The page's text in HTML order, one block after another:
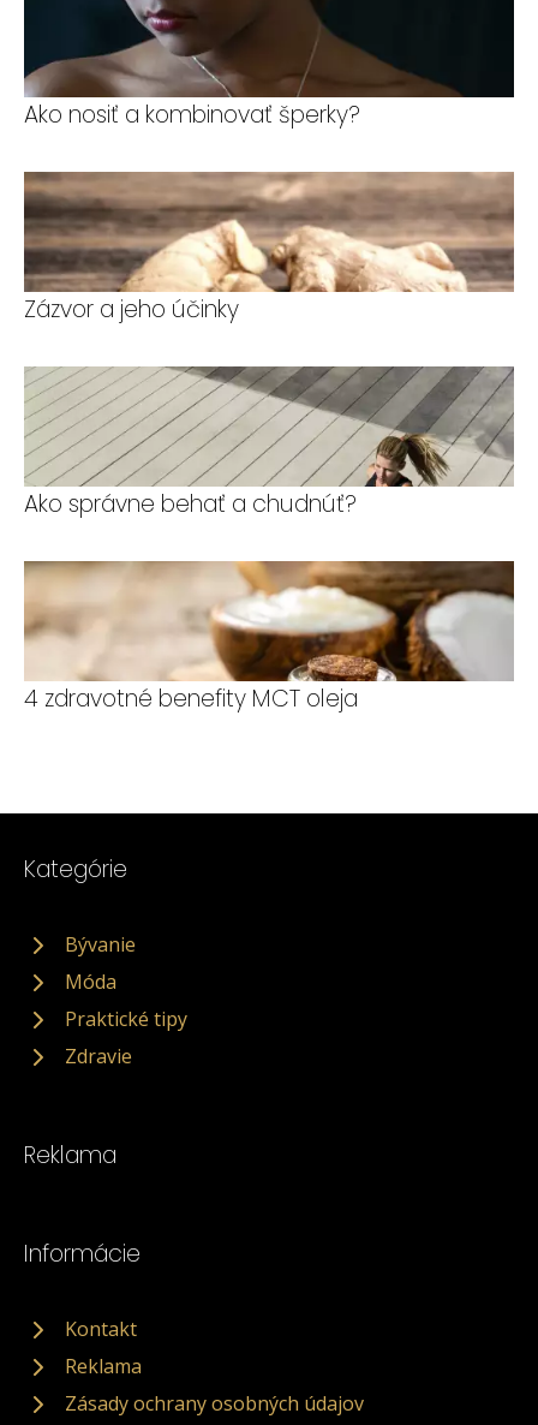
Ako nosiť a kombinovať šperky?
Zázvor a jeho účinky
Ako správne behať a chudnúť?
4 zdravotné benefity MCT oleja
Kategórie
Bývanie
Móda
Praktické tipy
Zdravie
Reklama
Informácie
Kontakt
Reklama
Zásady ochrany osobných údajov